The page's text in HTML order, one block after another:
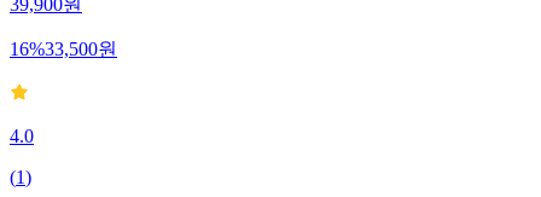
39,900원
16%33,500원
4.0
(1)